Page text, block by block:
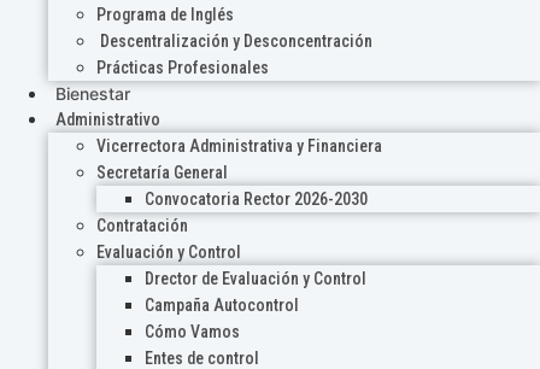
Programa de Inglés
Descentralización y Desconcentración
Prácticas Profesionales
Bienestar
Administrativo
Vicerrectora Administrativa y Financiera
Secretaría General
Convocatoria Rector 2026-2030
Contratación
Evaluación y Control
Drector de Evaluación y Control
Campaña Autocontrol
Cómo Vamos
Entes de control